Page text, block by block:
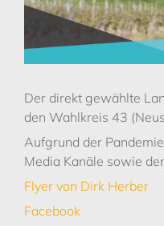
Der direkt gewählte
den Wahlkreis 43
Aufgrund der
Media Kanäle sowie
Flyer von Dirk Herber
Facebook